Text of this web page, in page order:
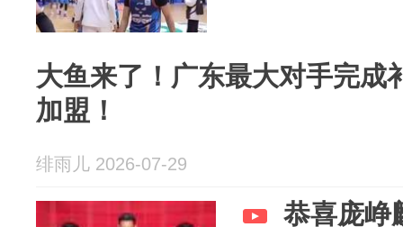
大鱼来了！广东最大对手完成
加盟！
绯雨儿 2026-07-29
恭喜庞峥